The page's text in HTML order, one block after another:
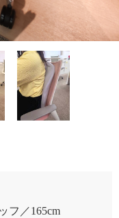
フ
165cm